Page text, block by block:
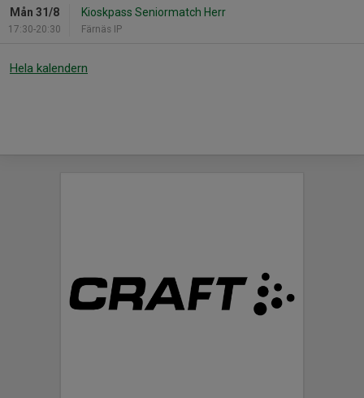
Mån 31/8
17:30-20:30
Kioskpass Seniormatch Herr
Färnäs IP
Hela kalendern